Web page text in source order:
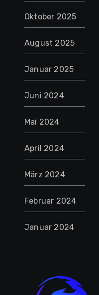
Oktober 2025
August 2025
Januar 2025
Juni 2024
Mai 2024
April 2024
März 2024
Februar 2024
Januar 2024